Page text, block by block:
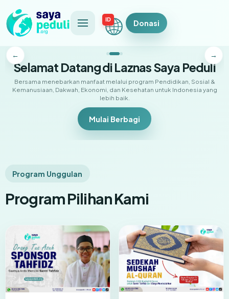
ID Donasi
← →
Selamat Datang di Laznas Saya Peduli
Bersama menebarkan manfaat melalui program Pendidikan, Sosial &
Kemanusiaan, Dakwah, Ekonomi, dan Kesehatan untuk Indonesia yang
lebih baik.
Mulai Berbagi
Program Unggulan
Program Pilihan Kami